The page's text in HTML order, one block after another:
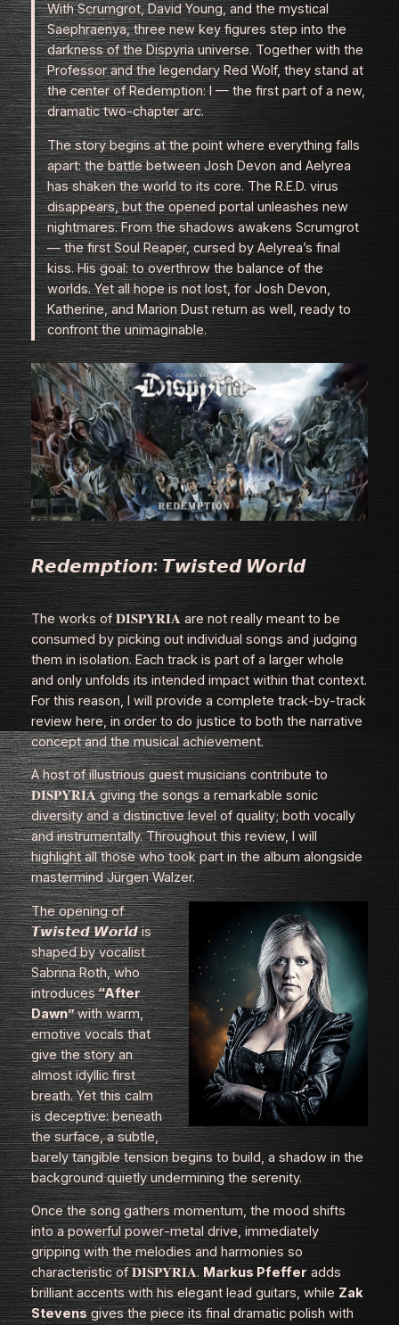
With Scrumgrot, David Young, and the mystical
Saephraenya, three new key figures step into the
darkness of the Dispyria universe. Together with the
Professor and the legendary Red Wolf, they stand at
the center ofRedemption: I— the first part of a new,
dramatic two‑chapter arc.
The story begins at the point where everything falls
apart: the battle between Josh Devon and Aelyrea
has shaken the world to its core. The R.E.D. virus
disappears, but the opened portal unleashes new
nightmares. From the shadows awakens Scrumgrot
— the first Soul Reaper, cursed by Aelyrea’s final
kiss. His goal: to overthrow the balance of the
worlds.Yet all hope is not lost, for Josh Devon,
Katherine, and Marion Dust return as well, ready to
confront the unimaginable.
𝙍𝙚𝙙𝙚𝙢𝙥𝙩𝙞𝙤𝙣: 𝙏𝙬𝙞𝙨𝙩𝙚𝙙 𝙒𝙤𝙧𝙡𝙙
The works of 𝐃𝐈𝐒𝐏𝐘𝐑𝐈𝐀 are not really meant to be
consumed by picking out individual songs and judging
them in isolation. Each track is part of a larger whole
and only unfolds its intended impact within that context.
For this reason, I will provide a complete track‑by‑track
review here, in order to do justice to both the narrative
concept and the musical achievement.
A host of illustrious guest musicians contribute to
𝐃𝐈𝐒𝐏𝐘𝐑𝐈𝐀 giving the songs a remarkable sonic
diversity and a distinctive level of quality; both vocally
and instrumentally. Throughout this review, I will
highlight all those who took part in the album alongside
mastermind Jürgen Walzer.
The opening of
𝙏𝙬𝙞𝙨𝙩𝙚𝙙 𝙒𝙤𝙧𝙡𝙙 is
shaped by vocalist
Sabrina Roth, who
introduces“After
Dawn”with warm,
emotive vocals that
give the story an
almost idyllic first
breath. Yet this calm
is deceptive: beneath
the surface, a subtle,
barely tangible tension begins to build, a shadow in the
background quietly undermining the serenity.
Once the song gathers momentum, the mood shifts
into a powerful power‑metal drive, immediately
gripping with the melodies and harmonies so
characteristic of 𝐃𝐈𝐒𝐏𝐘𝐑𝐈𝐀.Markus Pfeffer adds
brilliant accents with his elegant lead guitars, while Zak
Stevensgives the piece its final dramatic polish with